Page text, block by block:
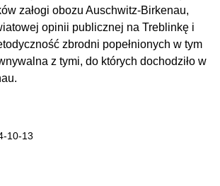
załogi obozu Auschwitz-Birkenau,
opinii publicznej na Treblinkę i
zbrodni popełnionych w tym
z tymi, do których dochodziło w
10-13